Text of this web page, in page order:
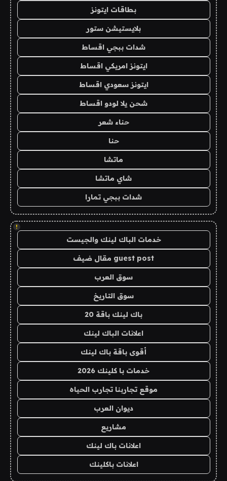
بطاقات ايتونز
بلايستيشن ستور
شدات ببجي اقساط
ايتونز امريكي اقساط
ايتونز سعودي اقساط
شحن يلا لودو اقساط
حناء شعر
حنا
ماتشا
شاي ماتشا
شدات ببجي تمارا
!
خدمات الباك لينك والجيست
guest post مقال ضيف
سوق العرب
سوق التاريخ
باك لينك باقة 20
اعلانات الباك لينك
أقوى باقة باك لينك
خدمات با كلينك 2026
موقع تجاربنا تجارب الحياه
ديوان العرب
مشاريع
اعلانات باك لينك
اعلانات باكلينك